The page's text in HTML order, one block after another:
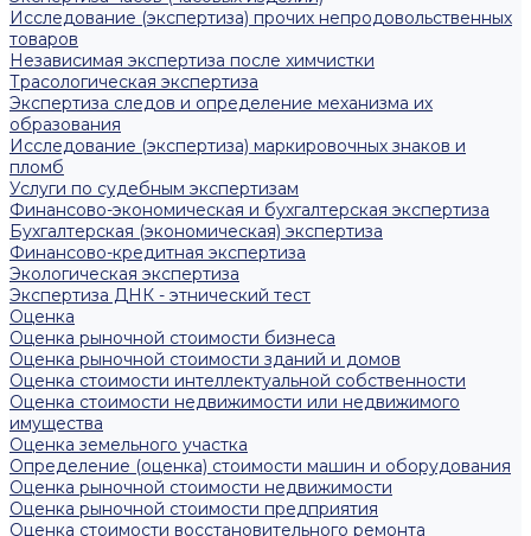
Исследование (экспертиза) прочих непродовольственных
товаров
Независимая экспертиза после химчистки
Трасологическая экспертиза
Экспертиза следов и определение механизма их
образования
Исследование (экспертиза) маркировочных знаков и
пломб
Услуги по судебным экспертизам
Финансово-экономическая и бухгалтерская экспертиза
Бухгалтерская (экономическая) экспертиза
Финансово-кредитная экспертиза
Экологическая экспертиза
Экспертиза ДНК - этнический тест
Оценка
Оценка рыночной стоимости бизнеса
Оценка рыночной стоимости зданий и домов
Оценка стоимости интеллектуальной собственности
Оценка стоимости недвижимости или недвижимого
имущества
Оценка земельного участка
Определение (оценка) стоимости машин и оборудования
Оценка рыночной стоимости недвижимости
Оценка рыночной стоимости предприятия
Оценка стоимости восстановительного ремонта